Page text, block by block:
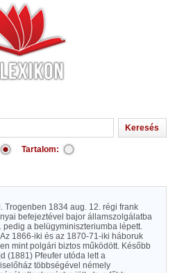
Tartalom:
Trogenben 1834 aug. 12. régi frank
befejeztével bajor államszolgálatba
pedig a belügyminiszteriumba lépett.
1866-iki és az 1870-71-iki háboruk
mint polgári biztos működött. Később
(1881) Pfeufer utóda lett a
többségével némely